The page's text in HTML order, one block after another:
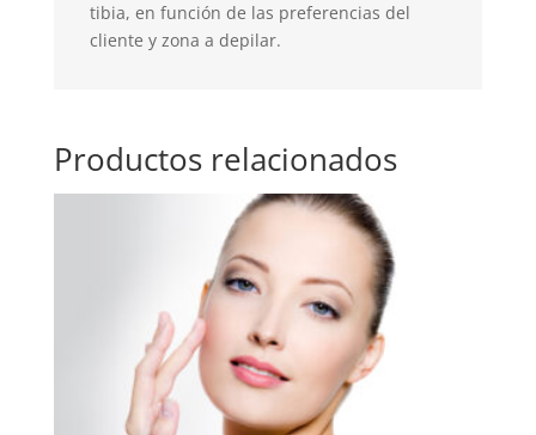
tibia, en función de las preferencias del
cliente y zona a depilar.
Productos relacionados